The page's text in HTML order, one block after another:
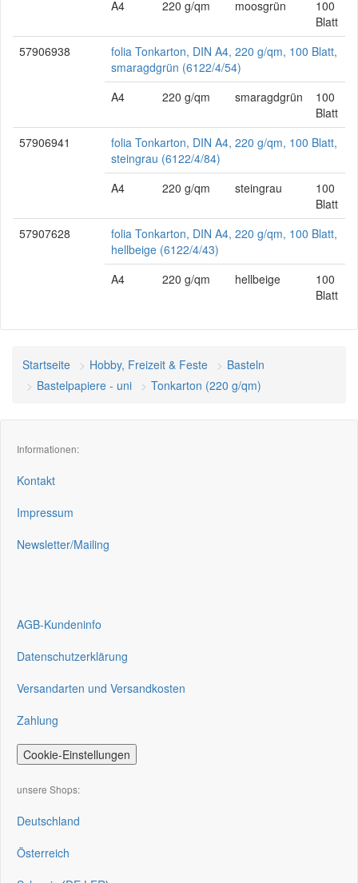
A4
220 g/qm moosgrün
100
Blatt
57906938
folia Tonkarton, DIN A4, 220 g/qm, 100 Blatt,
smaragdgrün (6122/4/54)
A4
220 g/qm smaragdgrün
100
Blatt
57906941
folia Tonkarton, DIN A4, 220 g/qm, 100 Blatt,
steingrau (6122/4/84)
A4
220 g/qm steingrau
100
Blatt
57907628
folia Tonkarton, DIN A4, 220 g/qm, 100 Blatt,
hellbeige (6122/4/43)
A4
220 g/qm hellbeige
100
Blatt
Startseite Hobby, Freizeit & Feste
Basteln
Bastelpapiere - uni
Tonkarton (220 g/qm)
Informationen:
Kontakt
Impressum
Newsletter/Mailing
AGB-Kundeninfo
Datenschutzerklärung
Versandarten und Versandkosten
Zahlung
Cookie-Einstellungen
unsere Shops:
Deutschland
Österreich